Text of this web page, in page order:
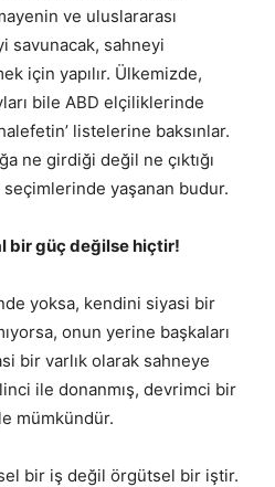
ve uluslararası
savunacak, sahneyi
için yapılır. Ülkemizde,
bile ABD elçiliklerinde
listelerine baksınlar.
ne girdiği değil ne çıktığı
yaşanan budur.
bir güç değilse hiçtir!
yoksa, kendini siyasi bir
onun yerine başkaları
bir varlık olarak sahneye
ile donanmış, devrimci bir
mümkündür.
bir iş değil örgütsel bir iştir.